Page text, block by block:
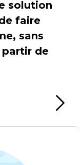
solution
faire
sans
de